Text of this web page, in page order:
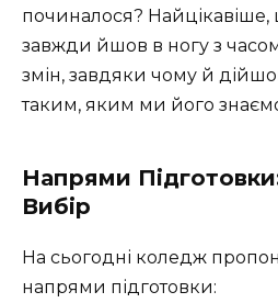
починалося?
завжди йшов в ногу з
змін, завдяки чому й
таким, яким ми його
Напрями
Вибір
На сьогодні коледж
напрями підготовки: